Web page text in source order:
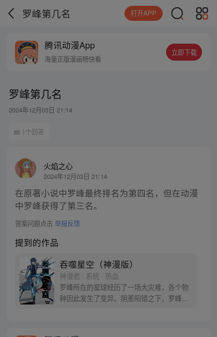
罗峰第几名 打开APP
腾讯动漫App
海量正版漫画畅快看
立即下载
罗峰第几名
2024年12月03日 21:14
1个回答
火焰之心
2024年12月03日 21:14
在原著小说中罗峰最终排名为第四名，但在动漫
中罗峰获得了第三名。
答案问题点击 举报反馈
提到的作品
吞噬星空（神漫版）
神漫君 · 系统 · 热血
罗峰所在的星球经历了一场大灾难，各个物
种因此发生了变异。阴差阳错之下，罗峰得